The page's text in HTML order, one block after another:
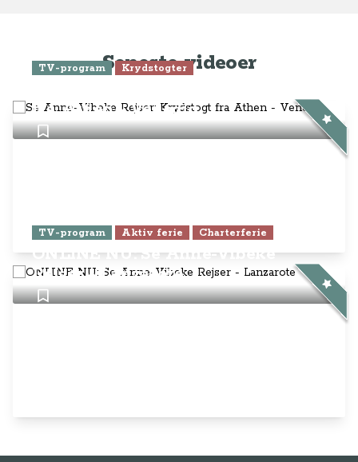
Seneste videoer
TV-program Krydstogter
fra Athen - Venedig
TV-program Aktiv ferie Charterferie
ONLINE NU: Se Anne-Vibeke
Rejser - Lanzarote